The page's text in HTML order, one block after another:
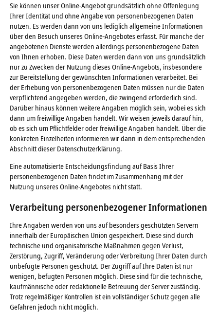
Sie können unser Online-Angebot grundsätzlich ohne Offenlegung
Ihrer Identität und ohne Angabe von personenbezogenen Daten
nutzen. Es werden dann von uns lediglich allgemeine Informationen
über den Besuch unseres Online-Angebotes erfasst. Für manche der
angebotenen Dienste werden allerdings personenbezogene Daten
von Ihnen erhoben. Diese Daten werden dann von uns grundsätzlich
nur zu Zwecken der Nutzung dieses Online-Angebots, insbesondere
zur Bereitstellung der gewünschten Informationen verarbeitet. Bei
der Erhebung von personenbezogenen Daten müssen nur die Daten
verpflichtend angegeben werden, die zwingend erforderlich sind.
Darüber hinaus können weitere Angaben möglich sein, wobei es sich
dann um freiwillige Angaben handelt. Wir weisen jeweils darauf hin,
ob es sich um Pflichtfelder oder freiwillige Angaben handelt. Über die
konkreten Einzelheiten informieren wir dann in dem entsprechenden
Abschnitt dieser Datenschutzerklärung.
Eine automatisierte Entscheidungsfindung auf Basis Ihrer
personenbezogenen Daten findet im Zusammenhang mit der
Nutzung unseres Online-Angebotes nicht statt.
Verarbeitung personenbezogener Informationen
Ihre Angaben werden von uns auf besonders geschützten Servern
innerhalb der Europäischen Union gespeichert. Diese sind durch
technische und organisatorische Maßnahmen gegen Verlust,
Zerstörung, Zugriff, Veränderung oder Verbreitung Ihrer Daten durch
unbefugte Personen geschützt. Der Zugriff auf Ihre Daten ist nur
wenigen, befugten Personen möglich. Diese sind für die technische,
kaufmännische oder redaktionelle Betreuung der Server zuständig.
Trotz regelmäßiger Kontrollen ist ein vollständiger Schutz gegen alle
Gefahren jedoch nicht möglich.